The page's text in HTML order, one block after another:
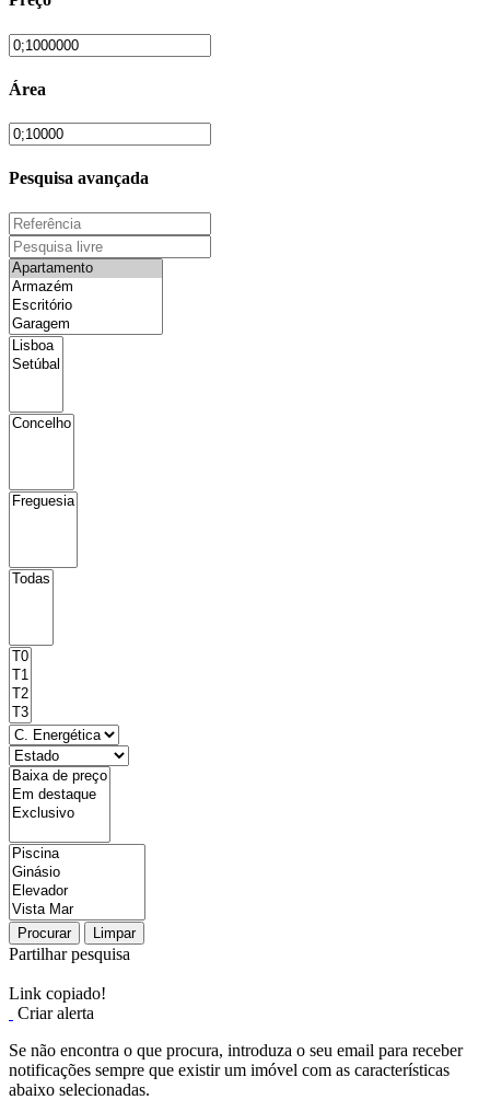
Área
Pesquisa avançada
Procurar Limpar
Partilhar pesquisa
Link copiado!
Criar alerta
Se não encontra o que procura, introduza o seu email para receber
notificações sempre que existir um imóvel com as características
abaixo selecionadas.